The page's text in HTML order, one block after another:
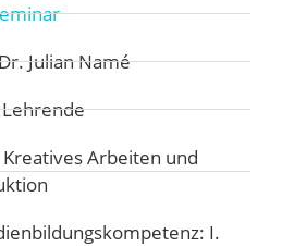
Julian Namé
Kreatives Arbeiten und
I.